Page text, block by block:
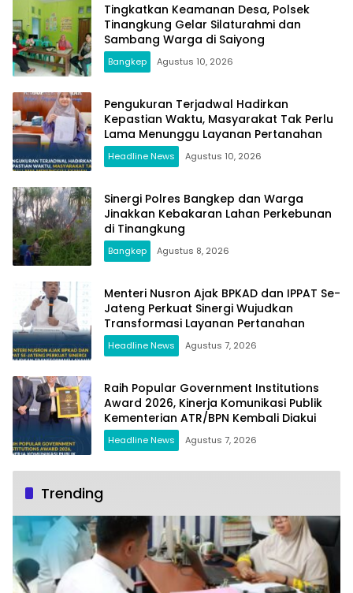
Tingkatkan Keamanan Desa, Polsek
Tinangkung Gelar Silaturahmi dan
Sambang Warga di Saiyong
Bangkep Agustus 10, 2026
Pengukuran Terjadwal Hadirkan
Kepastian Waktu, Masyarakat Tak Perlu
Lama Menunggu Layanan Pertanahan
Headline News Agustus 10, 2026
Sinergi Polres Bangkep dan Warga
Jinakkan Kebakaran Lahan Perkebunan
di Tinangkung
Bangkep Agustus 8, 2026
Menteri Nusron Ajak BPKAD dan IPPAT Se-
Jateng Perkuat Sinergi Wujudkan
Transformasi Layanan Pertanahan
Headline News Agustus 7, 2026
Raih Popular Government Institutions
Award 2026, Kinerja Komunikasi Publik
Kementerian ATR/BPN Kembali Diakui
Headline News Agustus 7, 2026
Trending